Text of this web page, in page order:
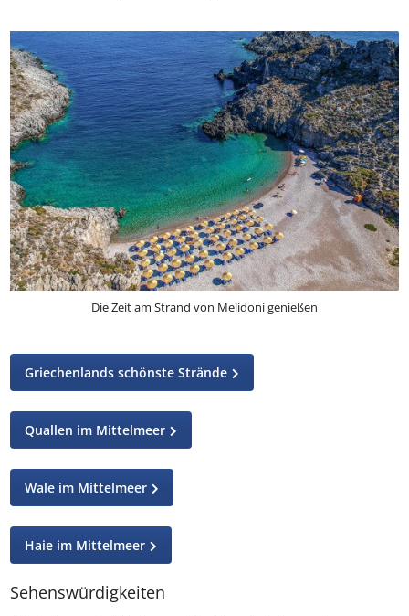
Die Zeit am Strand von Melidoni genießen
Griechenlands schönste Strände
Quallen im Mittelmeer
Wale im Mittelmeer
Haie im Mittelmeer
Sehenswürdigkeiten